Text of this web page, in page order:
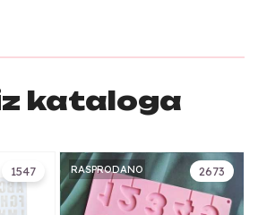
iz kataloga
1547 2673
RASPRODANO